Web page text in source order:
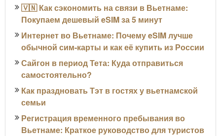
🇻🇳 Как сэкономить на связи в Вьетнаме:
Покупаем дешевый eSIM за 5 минут
Интернет во Вьетнаме: Почему eSIM лучше
обычной сим-карты и как её купить из России
Сайгон в период Тета: Куда отправиться
самостоятельно?
Как праздновать Тэт в гостях у вьетнамской
семьи
Регистрация временного пребывания во
Вьетнаме: Краткое руководство для туристов